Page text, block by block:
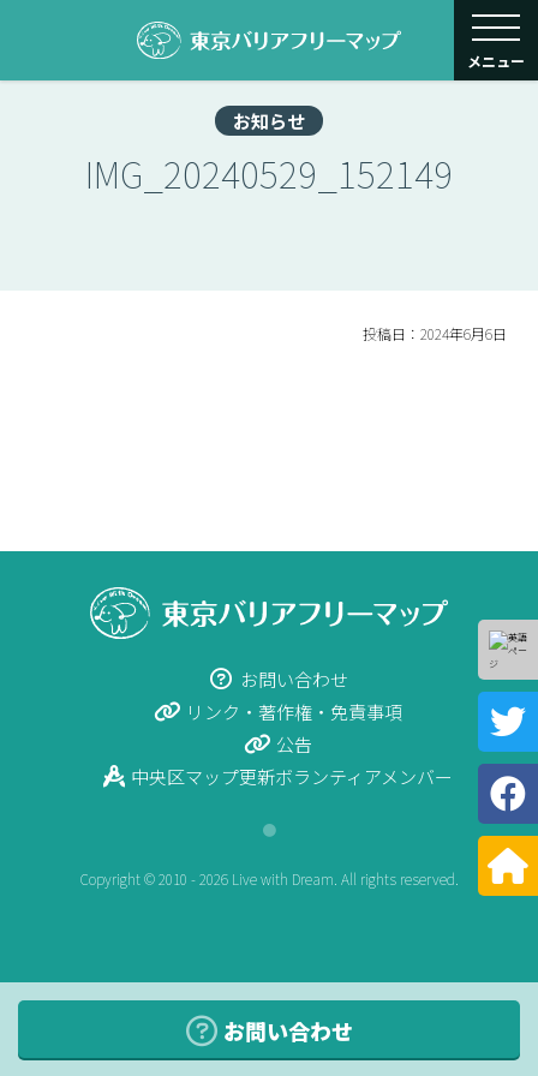
メニュー
お知らせ
IMG_20240529_152149
投稿日：2024年6月6日
お問い合わせ
リンク・著作権・免責事項
公告
中央区マップ更新ボランティアメンバー
●
Copyright © 2010 - 2026 Live with Dream. All rights reserved.
お問い合わせ